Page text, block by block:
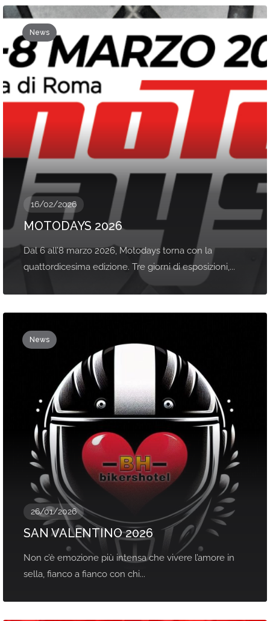
News
16/02/2026
MOTODAYS 2026
Dal 6 all’8 marzo 2026, Motodays torna con la
quattordicesima edizione. Tre giorni di esposizioni,...
News
26/01/2026
SAN VALENTINO 2026
Non c’è emozione più intensa che vivere l’amore in
sella, fianco a fianco con chi...